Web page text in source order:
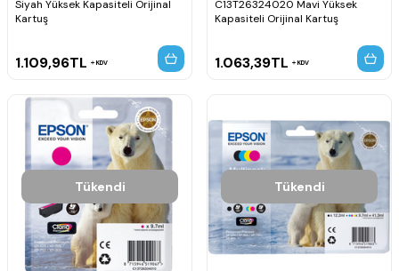
Siyah Yüksek Kapasiteli Orijinal
Kartuş
1.109,96TL KDV
C13T26324020 Mavi Yüksek
Kapasiteli Orijinal Kartuş
1.063,39TL KDV
Tükendi Tükendi